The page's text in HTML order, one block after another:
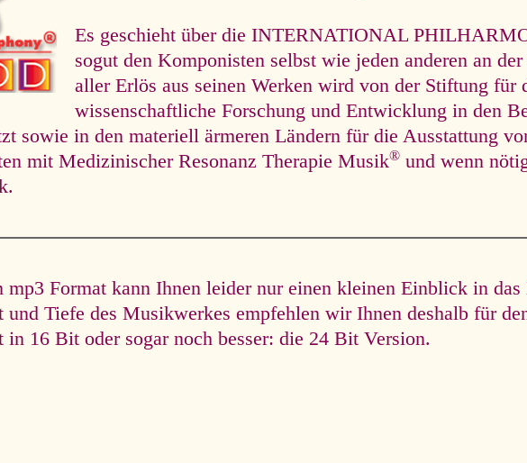
Es geschieht über die INTERNATIONAL
so­gut den Komponisten selbst wie jeden anderen an
aller Erlös aus seinen Werken wird von der Stiftung für
wissenschaftliche Forschung und Entwicklung in den
sowie in den materiell ärmeren Ländern für die Ausstattung
mit Medizinischer Resonanz Therapie Musik® und wenn
Format kann Ihnen leider nur einen kleinen Einblick in
Tiefe des Musikwerkes empfehlen wir Ihnen deshalb für
in 16 Bit oder sogar noch besser: die 24 Bit Version.